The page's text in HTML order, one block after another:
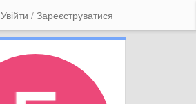
Увійти / Зареєструватися